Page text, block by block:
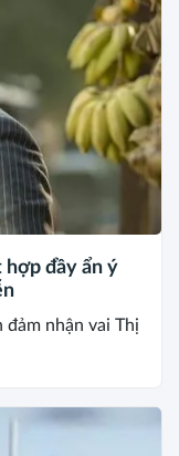
hợp đầy ẩn ý
đảm nhận vai Thị